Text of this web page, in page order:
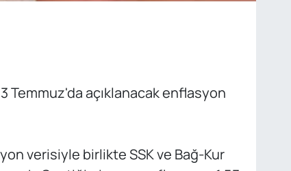
Temmuz'da açıklanacak enflasyon
verisiyle birlikte SSK ve Bağ-Kur